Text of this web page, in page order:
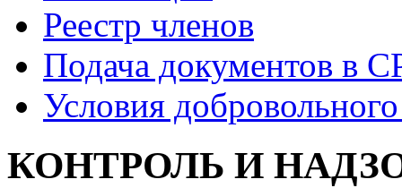
Реестр членов
Подача документов в
Условия
КОНТРОЛЬ И